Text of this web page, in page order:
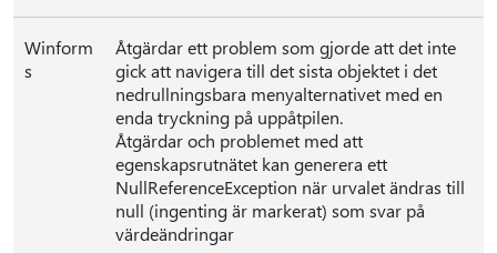
Winform
s
Åtgärdar ett problem som gjorde att det inte
gick att navigera till det sista objektet i det
nedrullningsbara menyalternativet med en
enda tryckning på uppåtpilen.
Åtgärdar och problemet med att
egenskapsrutnätet kan generera ett
NullReferenceException när urvalet ändras till
null (ingenting är markerat) som svar på
värdeändringar